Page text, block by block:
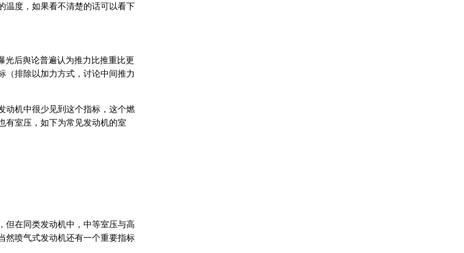
温度，如果看不清楚的话可以看下
光后舆论普遍认为推力比推重比更
（排除以加力方式，讨论中间推力
动机中很少见到这个指标，这个燃
有室压，如下为常见发动机的室
但在同类发动机中，中等室压与高
然喷气式发动机还有一个重要指标